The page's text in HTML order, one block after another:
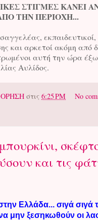
ΣΤΙΓΜΕΣ ΚΑΝΕΙ
ΤΗΝ ΠΕΡΙΟΧΗ...
εκπαιδευτικοί,
και αρκετοί ακόμη από
αυτή την ώρα
Αυλίδος.
στις 6:25 PM No
και τις
Ελλάδα... σιγά σιγά
μην ξεσηκωθούν οι